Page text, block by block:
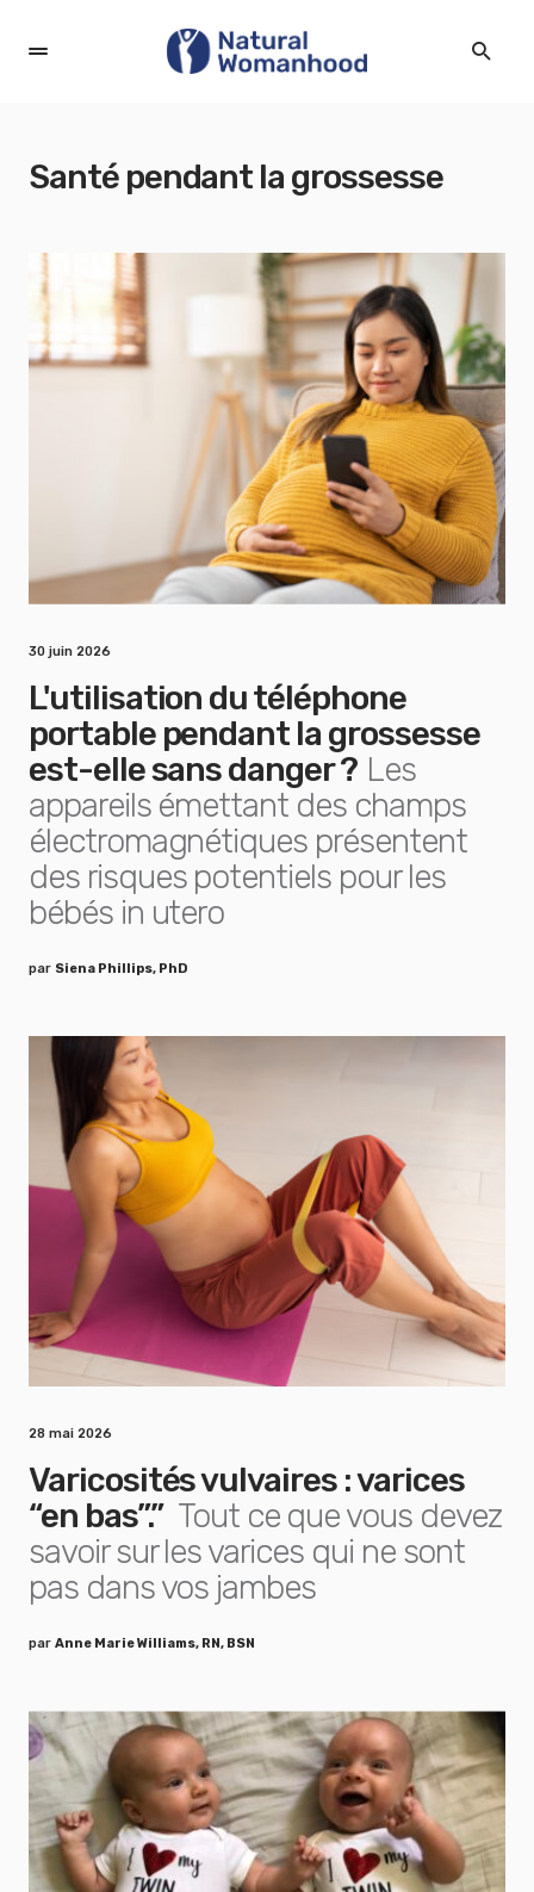
Santé pendant la grossesse
30 juin 2026
L'utilisation du téléphone
portable pendant la grossesse
est-elle sans danger ? Les
appareils émettant des champs
électromagnétiques présentent
des risques potentiels pour les
bébés in utero
par Siena Phillips, PhD
28 mai 2026
Varicosités vulvaires : varices
“en bas”.” Tout ce que vous devez
savoir sur les varices qui ne sont
pas dans vos jambes
par Anne Marie Williams, RN, BSN